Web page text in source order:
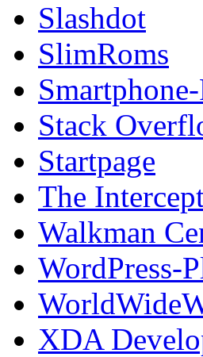
Slashdot
SlimRoms
Stack
Startpage
The
Walkman
WordPress-
XDA